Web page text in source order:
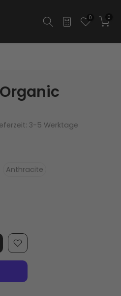
0 0
3-5 Werktage
Anthracite